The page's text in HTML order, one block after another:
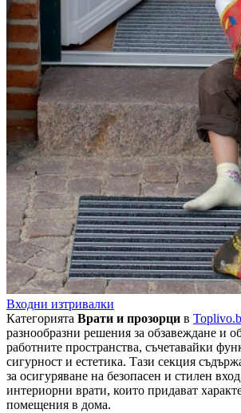
Входни изтривалки
Категорията Врати и прозорци в
разнообразни решения за обзавеждане и
работните пространства, съчетавайки
сигурност и естетика. Тази секция
за осигуряване на безопасен и стилен
интериорни врати, които придават
помещения в дома.